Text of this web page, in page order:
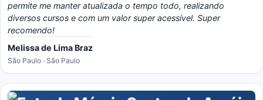
permite me manter atualizada o tempo todo, realizando
diversos cursos e com um valor super acessível. Super
recomendo!
Melissa de Lima Braz
São Paulo · São Paulo